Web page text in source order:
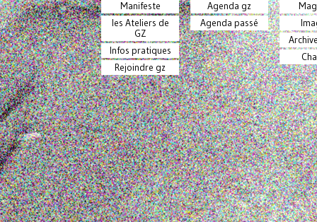
Manifeste
les Ateliers de
GZ
Infos pratiques
Rejoindre gz
Agenda gz
Agenda passé